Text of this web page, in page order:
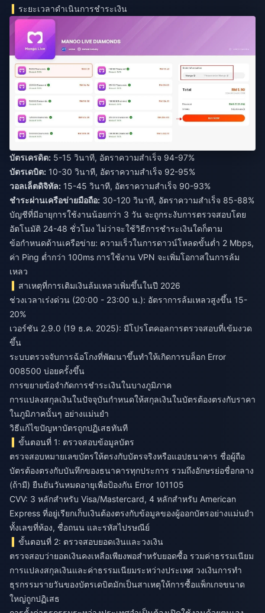
ระยะเวลาดำเนินการชำระเงิน
บัตรเครดิต: 5-15 วินาที, อัตราความสำเร็จ 94-97%
บัตรเดบิต: 10-30 วินาที, อัตราความสำเร็จ 92-95%
วอลเล็ตดิจิทัล: 15-45 วินาที, อัตราความสำเร็จ 90-93%
ชำระผ่านเครือข่ายมือถือ: 30-120 วินาที, อัตราความสำเร็จ 85-88%
บัญชีที่มีอายุการใช้งานน้อยกว่า 3 วัน จะถูกระงับการตรวจสอบโดย
อัตโนมัติ 24-48 ชั่วโมง ไม่ว่าจะใช้วิธีการชำระเงินใดก็ตาม
ข้อกำหนดด้านเครือข่าย: ความเร็วในการดาวน์โหลดขั้นต่ำ 2 Mbps,
ค่า Ping ต่ำกว่า 100ms การใช้งาน VPN จะเพิ่มโอกาสในการล้ม
เหลว
สาเหตุที่การเติมเงินล้มเหลวเพิ่มขึ้นในปี 2026
ช่วงเวลาเร่งด่วน (20:00 - 23:00 น.): อัตราการล้มเหลวสูงขึ้น 15-
20%
เวอร์ชัน 2.9.0 (19 ธ.ค. 2025): มีโปรโตคอลการตรวจสอบที่เข้มงวด
ขึ้น
ระบบตรวจจับการฉ้อโกงที่พัฒนาขึ้นทำให้เกิดการบล็อก Error
008500 บ่อยครั้งขึ้น
การขยายข้อจำกัดการชำระเงินในบางภูมิภาค
การแปลงสกุลเงินในปัจจุบันกำหนดให้สกุลเงินในบัตรต้องตรงกับราคา
ในภูมิภาคนั้นๆ อย่างแม่นยำ
วิธีแก้ไขปัญหาบัตรถูกปฏิเสธทันที
ขั้นตอนที่ 1: ตรวจสอบข้อมูลบัตร
ตรวจสอบหมายเลขบัตรให้ตรงกับบัตรจริงหรือแอปธนาคาร ชื่อผู้ถือ
บัตรต้องตรงกับบันทึกของธนาคารทุกประการ รวมถึงอักษรย่อชื่อกลาง
(ถ้ามี) ยืนยันวันหมดอายุเพื่อป้องกัน Error 101105
CVV: 3 หลักสำหรับ Visa/Mastercard, 4 หลักสำหรับ American
Express ที่อยู่เรียกเก็บเงินต้องตรงกับข้อมูลของผู้ออกบัตรอย่างแม่นยำ
ทั้งเลขที่ห้อง, ชื่อถนน และรหัสไปรษณีย์
ขั้นตอนที่ 2: ตรวจสอบยอดเงินและวงเงิน
ตรวจสอบว่ายอดเงินคงเหลือเพียงพอสำหรับยอดซื้อ รวมค่าธรรมเนียม
การแปลงสกุลเงินและค่าธรรมเนียมระหว่างประเทศ วงเงินการทำ
ธุรกรรมรายวันของบัตรเดบิตมักเป็นสาเหตุให้การซื้อแพ็กเกจขนาด
ใหญ่ถูกปฏิเสธ